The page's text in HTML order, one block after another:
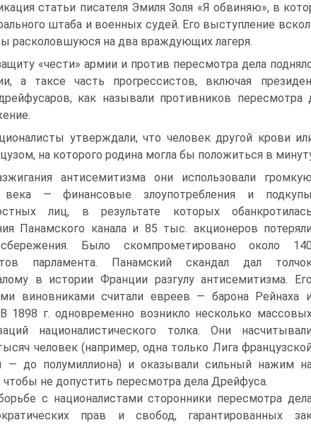
статьи писателя Эмиля Золя «Я обвиняю», в
штаба и военных судей. Его выступление
расколовшуюся на два враждующих лагеря.
«чести» армии и против пересмотра дела
а таксе часть прогрессистов, включая
как называли противников пересмотра
утверждали, что человек другой крови
на которого родина могла бы положиться в
антисемитизма они использовали громкую
— финансовые злоупотребления и подкупы
лиц, в результате которых обанкротилась
Панамского канала и 85 тыс. акционеров потеряли
Было скомпрометировано около 140
парламента. Панамский скандал дал
в истории Франции разгулу антисемитизма. Его
виновниками счи­тали евреев — барона Рейнаха и
1898 г. одновременно возникло несколько
националистического толка. Они насчитывали
человек (например, одна только Лига французской
— до полумиллиона) и оказывали сильный нажим
чтобы не допустить пересмотра дела Дрейфуса.
с националистами сторонники пересмотра
прав и свобод, гарантированных